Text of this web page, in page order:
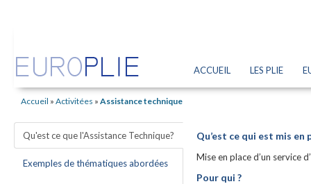
ACCUEIL LES PLIE
Accueil » Activitées » Assistance technique
Qu'est ce que l'Assistance Technique?
Exemples de thématiques abordées
Qu’est ce qui est mis en
Mise en place d’un service
Pour qui ?